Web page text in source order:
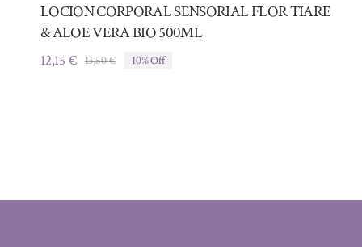
LOCION CORPORAL SENSORIAL FLOR TIARE
& ALOE VERA BIO 500ML
13,50€El
12,15 €
El
10% Off